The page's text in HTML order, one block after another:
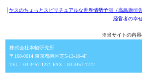
ヤスのちょっとスピリチュアルな世界情勢予測（高島康司先
経営者の幸
※当サイトの内容
株式会社本物研究所
〒108-0014 東京都港区芝5-13-18-4F
TEL：03-3457-1271 FAX：03-3457-1272